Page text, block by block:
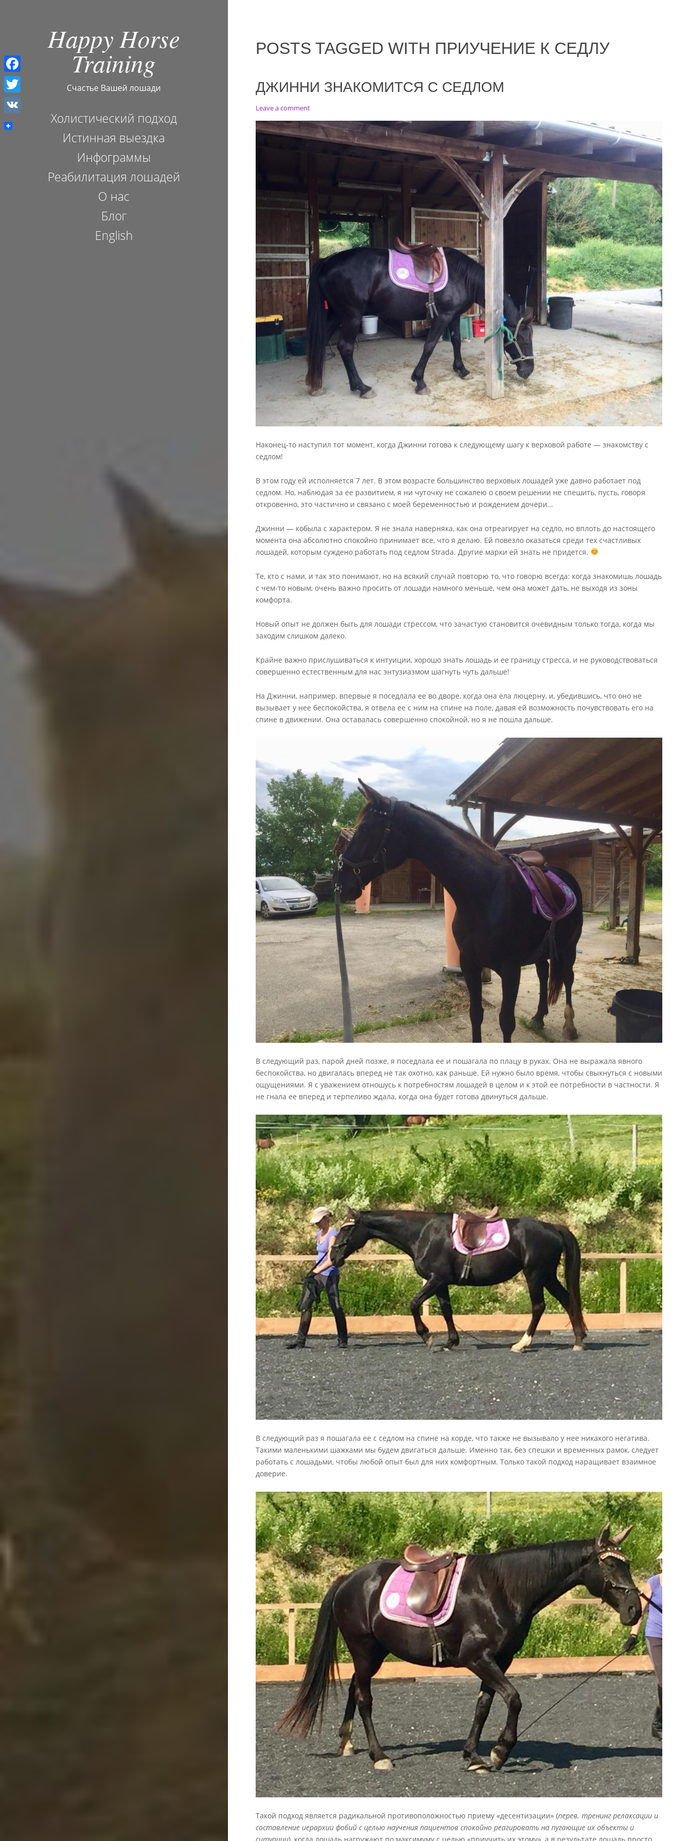
Happy Horse
Training
Счастье Вашей лошади
Холистический подход
Истинная выездка
Инфограммы
Реабилитация лошадей
О нас
Блог
English
POSTS TAGGED WITH ПРИУЧЕНИЕ К СЕДЛУ
ДЖИННИ ЗНАКОМИТСЯ С СЕДЛОМ
Leave a commenton
знакомится
с
Наконец-то наступил тот момент, когда Джинни готова к следующему шагу к верховой работе — знакомству с
седлом!
В этом году ей исполняется 7 лет. В этом возрасте большинство верховых лошадей уже давно работает под
седлом. Но, наблюдая за ее развитием, я ни чуточку не сожалею о своем решении не спешить, пусть, говоря
откровенно, это частично и связано с моей беременностью и рождением дочери…
Джинни — кобыла с характером. Я не знала наверняка, как она отреагирует на седло, но вплоть до настоящего
момента она абсолютно спокойно принимает все, что я делаю. Ей повезло оказаться среди тех счастливых
лошадей, которым суждено работать под седлом Strada. Другие марки ей знать не придется.
Те, кто с нами, и так это понимают, но на всякий случай повторю то, что говорю всегда: когда знакомишь лошадь
с чем-то новым, очень важно просить от лошади намного меньше, чем она может дать, не выходя из зоны
комфорта.
Новый опыт не должен быть для лошади стрессом, что зачастую становится очевидным только тогда, когда мы
заходим слишком далеко.
Крайне важно прислушиваться к интуиции, хорошо знать лошадь и ее границу стресса, и не руководствоваться
совершенно естественным для нас энтузиазмом шагнуть чуть дальше!
На Джинни, например, впервые я поседлала ее во дворе, когда она ела люцерну, и, убедившись, что оно не
вызывает у нее беспокойства, я отвела ее с ним на спине на поле, давая ей возможность почувствовать его на
спине в движении. Она оставалась совершенно спокойной, но я не пошла дальше.
В следующий раз, парой дней позже, я поседлала ее и пошагала по плацу в руках. Она не выражала явного
беспокойства, но двигалась вперед не так охотно, как раньше. Ей нужно было время, чтобы свыкнуться с новыми
ощущениями. Я с уважением отношусь к потребностям лошадей в целом и к этой ее потребности в частности. Я
не гнала ее вперед и терпеливо ждала, когда она будет готова двинуться дальше.
В следующий раз я пошагала ее с седлом на спине на корде, что также не вызывало у нее никакого негатива.
Такими маленькими шажками мы будем двигаться дальше. Именно так, без спешки и временных рамок, следует
работать с лошадьми, чтобы любой опыт был для них комфортным. Только такой подход наращивает взаимное
доверие.
Такой подход является радикальной противоположностью приему «десентизации» (перев. тренинг релаксации и
составление иерархии фобий с целью научения пациентов спокойно реагировать на пугающие их объекты и
F
a
c
e
T
i
V